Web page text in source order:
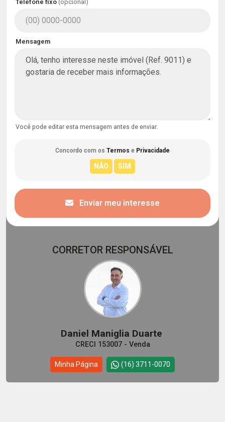
Telefone fixo (opcional)
Mensagem
Você pode editar esta mensagem antes de enviar.
Concordo com os Termos e Privacidade
Enviar meu interesse
CORRETOR RESPONSÁVEL
Daniel Maniglia Duarte
CRECI 153007 - Venda
Minha Página (16) 3711-0070